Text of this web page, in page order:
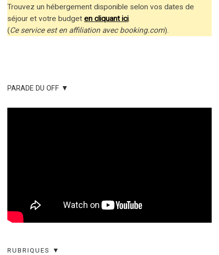
Trouvez un hébergement disponible selon vos dates de
séjour et votre budget en cliquant ici.
(Ce service est en affiliation avec booking.com).
PARADE DU OFF ▼
RUBRIQUES ▼